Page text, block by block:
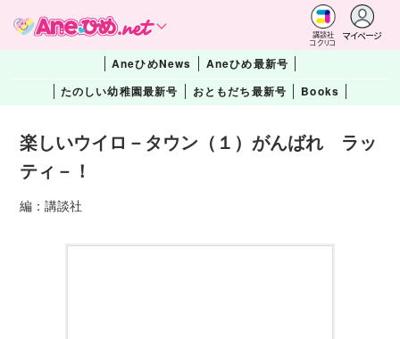
講談社
コクリコ
マイページ
AneひめNews
Aneひめ最新号
たのしい幼稚園最新号
おともだち最新号 Books
楽しいウイロ－タウン（１）がんばれ ラッ
ティ－！
編：講談社